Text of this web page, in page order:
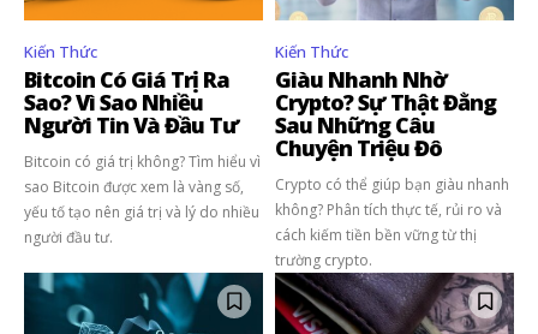
5,320
Fans
2,500
Followers
58,000
Kiến Thức
Bitcoin Có Giá Trị Ra
Sao? Vì Sao Nhiều
Người Tin Và Đầu Tư
Bitcoin có giá trị không? Tìm hiểu vì
sao Bitcoin được xem là vàng số,
yếu tố tạo nên giá trị và lý do nhiều
người đầu tư.
Kiến Thức
Giàu Nhanh Nhờ
Crypto? Sự Thật Đằng
Sau Những Câu
Chuyện Triệu Đô
Crypto có thể giúp bạn giàu nhanh
không? Phân tích thực tế, rủi ro và
cách kiếm tiền bền vững từ thị
trường crypto.